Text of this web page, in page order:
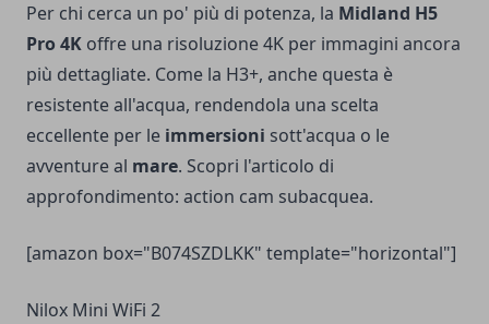
Per chi cerca un po' più di potenza, la Midland H5
Pro 4K offre una risoluzione 4K per immagini ancora
più dettagliate. Come la H3+, anche questa è
resistente all'acqua, rendendola una scelta
eccellente per le immersioni sott'acqua o le
avventure al mare. Scopri l'articolo di
approfondimento: action cam subacquea.
[amazon box="B074SZDLKK" template="horizontal"]
Nilox Mini WiFi 2